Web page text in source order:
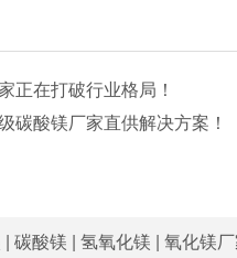
正在打破行业格局！
碳酸镁厂家直供解决方案！
碳酸镁 氢氧化镁 氧化镁厂